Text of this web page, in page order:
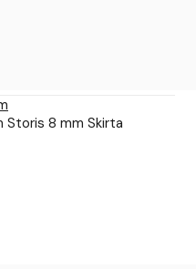
Storis 8 mm Skirta